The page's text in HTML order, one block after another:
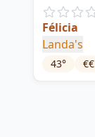
Félicia
Landa's
43° €€